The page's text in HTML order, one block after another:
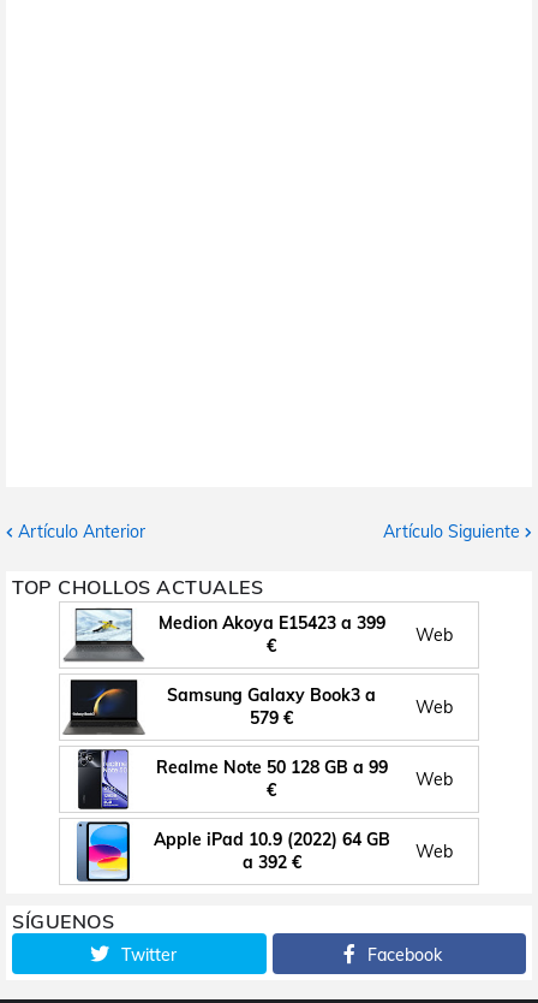
Artículo Anterior Artículo Siguiente
TOP CHOLLOS ACTUALES
Medion Akoya E15423 a 399
€
Web
Samsung Galaxy Book3 a
579 €
Web
Realme Note 50 128 GB a 99
€
Web
Apple iPad 10.9 (2022) 64 GB
a 392 €
Web
SÍGUENOS
Twitter Facebook